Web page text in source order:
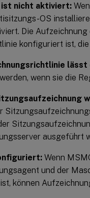
ist nicht aktiviert:
OS
Die
konfiguriert ist,
lässt
wenn sie die
ausgeführt
Wenn
und der
können